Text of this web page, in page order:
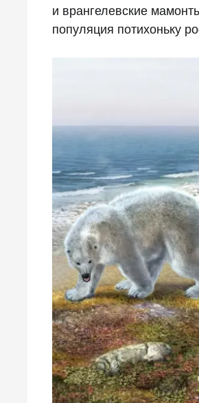
и врангелевские
популяция потихоньку